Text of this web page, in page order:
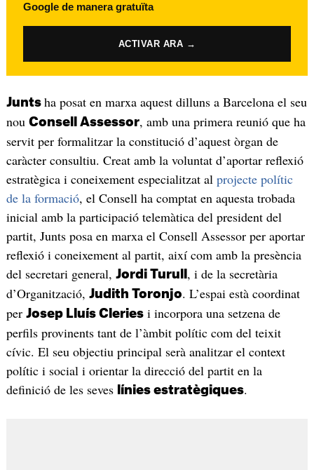
Google de manera gratuïta
ACTIVAR ARA →
Junts ha posat en marxa aquest dilluns a Barcelona el seu
nou Consell Assessor, amb una primera reunió que ha
servit per formalitzar la constitució d’aquest òrgan de
caràcter consultiu. Creat amb la voluntat d’aportar reflexió
estratègica i coneixement especialitzat al projecte polític
de la formació, el Consell ha comptat en aquesta trobada
inicial amb la participació telemàtica del president del
partit, Junts posa en marxa el Consell Assessor per aportar
reflexió i coneixement al partit, així com amb la presència
del secretari general, Jordi Turull , i de la secretària
d’Organització, Judith Toronjo. L’espai està coordinat
per Josep Lluís Cleriesi incorpora una setzena de
perfils provinents tant de l’àmbit polític com del teixit
cívic. El seu objectiu principal serà analitzar el context
polític i social i orientar la direcció del partit en la
definició de les seves
línies estratègiques.